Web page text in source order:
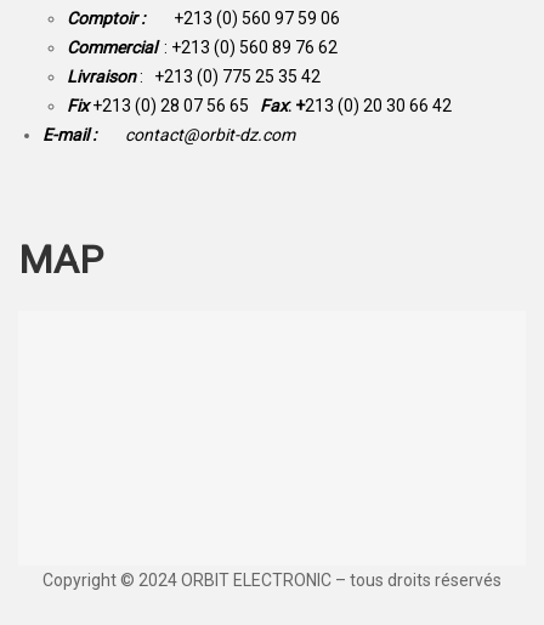
Comptoir : +213 (0) 560 97 59 06
Commercial : +213 (0) 560 89 76 62
Livraison: +213 (0) 775 25 35 42
Fix +213 (0) 28 07 56 65 Fax: +213 (0) 20 30 66 42
E-mail :
contact@orbit-dz.com
MAP
Copyright © 2024 ORBIT ELECTRONIC – tous droits réservés